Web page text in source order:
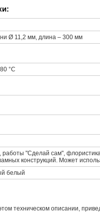
Ø 11,2 мм, длина – 300 мм
°С
работы "Сделай сам",
конструкций. Может
белый
техническом описании,